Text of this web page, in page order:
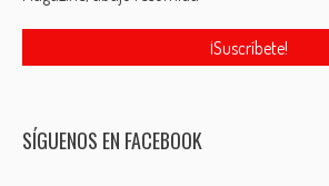
SÍGUENOS EN FACEBOOK